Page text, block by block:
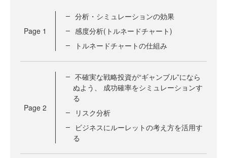
Page 1
分析・シミュレーションの効果
感度分析(トルネードチャート)
トルネードチャートの仕組み
Page 2
不確実な戦略投資が“ギャンブル”になら
ぬよう、 成功確率をシミュレーションす
る
リスク分析
ビジネスにルーレットの考え方を活用す
る